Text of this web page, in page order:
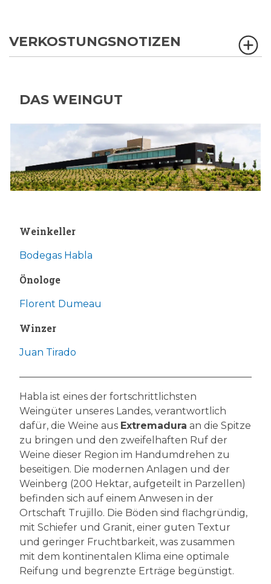
VERKOSTUNGSNOTIZEN
DAS WEINGUT
Weinkeller
Bodegas Habla
Önologe
Florent Dumeau
Winzer
Juan Tirado
Habla ist eines der fortschrittlichsten
Weingüter unseres Landes, verantwortlich
dafür, die Weine aus Extremadura an die Spitze
zu bringen und den zweifelhaften Ruf der
Weine dieser Region im Handumdrehen zu
beseitigen. Die modernen Anlagen und der
Weinberg (200 Hektar, aufgeteilt in Parzellen)
befinden sich auf einem Anwesen in der
Ortschaft Trujillo. Die Böden sind flachgründig,
mit Schiefer und Granit, einer guten Textur
und geringer Fruchtbarkeit, was zusammen
mit dem kontinentalen Klima eine optimale
Reifung und begrenzte Erträge begünstigt.